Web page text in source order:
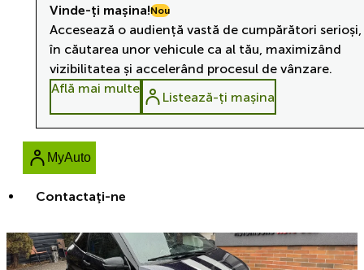
Contactaţi-ne
Vinde-ți mașina!Nou
Accesează o audiență vastă de cumpărători
în căutarea unor vehicule ca al tău, maximizând
vizibilitatea și accelerând procesul de vânzare.
Află mai multe
Listează-ți mașina
MyAuto